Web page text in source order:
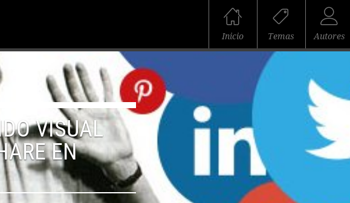
Inicio Temas Autores
VISUAL
EN